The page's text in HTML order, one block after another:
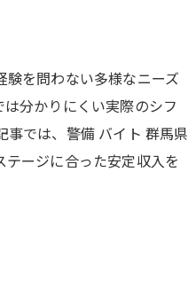
を問わない多様なニーズ
分かりにくい実際のシフ
事では、警備 バイト 群馬県
ージに合った安定収入を